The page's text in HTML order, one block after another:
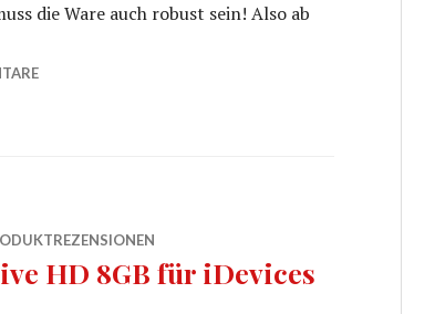
die Ware auch robust sein! Also ab
Tasche aus Feuerwehrschlauch
HD 8GB für iDevices